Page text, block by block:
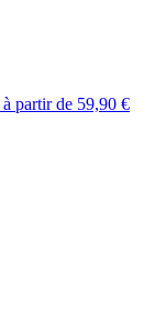
à partir de 59,90 €